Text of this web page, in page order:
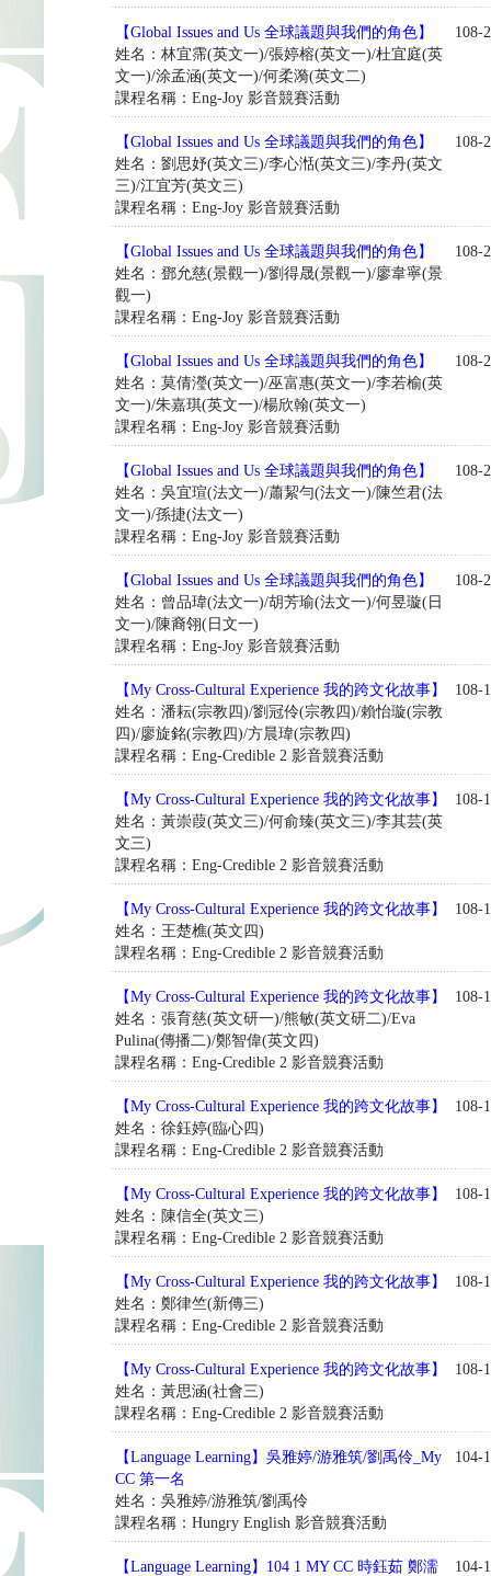
【Global Issues and Us 全球議題與我們的角色】
姓名：林宜霈(英文一)/張婷榕(英文一)/杜宜庭(英
文一)/涂孟涵(英文一)/何柔漪(英文二)
課程名稱：Eng-Joy 影音競賽活動
108-2
【Global Issues and Us 全球議題與我們的角色】
姓名：劉思妤(英文三)/李心湉(英文三)/李丹(英文
三)/江宜芳(英文三)
課程名稱：Eng-Joy 影音競賽活動
108-2
【Global Issues and Us 全球議題與我們的角色】
姓名：鄧允慈(景觀一)/劉得晟(景觀一)/廖韋寧(景
觀一)
課程名稱：Eng-Joy 影音競賽活動
108-2
【Global Issues and Us 全球議題與我們的角色】
姓名：莫倩瀅(英文一)/巫富惠(英文一)/李若榆(英
文一)/朱嘉琪(英文一)/楊欣翰(英文一)
課程名稱：Eng-Joy 影音競賽活動
108-2
【Global Issues and Us 全球議題與我們的角色】
姓名：吳宜瑄(法文一)/蕭絜勻(法文一)/陳竺君(法
文一)/孫捷(法文一)
課程名稱：Eng-Joy 影音競賽活動
108-2
【Global Issues and Us 全球議題與我們的角色】
姓名：曾品瑋(法文一)/胡芳瑜(法文一)/何昱璇(日
文一)/陳裔翎(日文一)
課程名稱：Eng-Joy 影音競賽活動
108-2
【My Cross-Cultural Experience 我的跨文化故事】
姓名：潘耘(宗教四)/劉冠伶(宗教四)/賴怡璇(宗教
四)/廖旋銘(宗教四)/方晨瑋(宗教四)
課程名稱：Eng-Credible 2 影音競賽活動
108-1
【My Cross-Cultural Experience 我的跨文化故事】
姓名：黃崇葭(英文三)/何俞臻(英文三)/李其芸(英
文三)
課程名稱：Eng-Credible 2 影音競賽活動
108-1
【My Cross-Cultural Experience 我的跨文化故事】
姓名：王楚樵(英文四)
課程名稱：Eng-Credible 2 影音競賽活動
108-1
【My Cross-Cultural Experience 我的跨文化故事】
姓名：張育慈(英文研一)/熊敏(英文研二)/Eva
Pulina(傳播二)/鄭智偉(英文四)
課程名稱：Eng-Credible 2 影音競賽活動
108-1
【My Cross-Cultural Experience 我的跨文化故事】
姓名：徐鈺婷(臨心四)
課程名稱：Eng-Credible 2 影音競賽活動
108-1
【My Cross-Cultural Experience 我的跨文化故事】
姓名：陳信全(英文三)
課程名稱：Eng-Credible 2 影音競賽活動
108-1
【My Cross-Cultural Experience 我的跨文化故事】
姓名：鄭律竺(新傳三)
課程名稱：Eng-Credible 2 影音競賽活動
108-1
【My Cross-Cultural Experience 我的跨文化故事】
姓名：黃思涵(社會三)
課程名稱：Eng-Credible 2 影音競賽活動
108-1
【Language Learning】吳雅婷/游雅筑/劉禹伶_My
CC 第一名
姓名：吳雅婷/游雅筑/劉禹伶
課程名稱：Hungry English 影音競賽活動
104-1
【Language Learning】104 1 MY CC 時鈺茹 鄭濡
104-1